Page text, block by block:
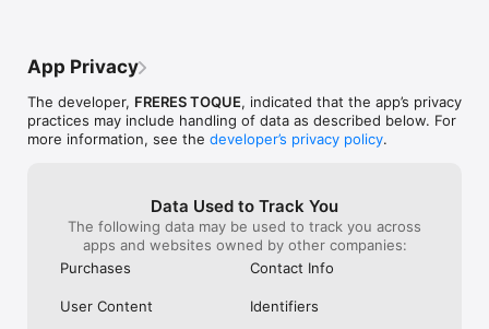
Accumulez des toques grâces à vos commandes et en
débloquant des badges. Echangez ensuite vos toques contre
des réductions depuis votre panier !
Tentez aussi de remporter des codes promotionnels grâce à
Disponible à Angers, Nantes, Le Mans et Tours, nous arrivons
prochainement sur d’autres villes !
Alors, on se commande quoi aujourd’hui ?
App Privacy
The developer, FRERES TOQUE, indicated that the app’s privacy
practices may include handling of data as described below. For
more information, see the developer’s privacy policy.
Data Used to Track You
The following data may be used to track you across
apps and websites owned by other companies:
Purchases
Contact Info
User Content Identifiers